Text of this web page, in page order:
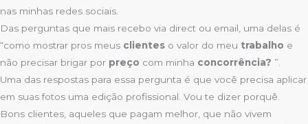
nas minhas redes sociais.
Das perguntas que mais recebo via direct ou email, uma delas é
“como mostrar pros meus clientes o valor do meu trabalho e
não precisar brigar por preço com minha concorrência? ”.
Uma das respostas para essa pergunta é que você precisa aplicar
em suas fotos uma edição profissional. Vou te dizer porquê.
Bons clientes, aqueles que pagam melhor, que não vivem